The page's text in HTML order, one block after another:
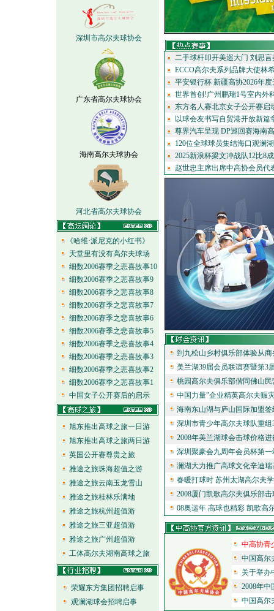
深圳市高尔夫球协会
广东省高尔夫球协会
海南高尔夫球协会
河北省高尔夫球协会
《哈维·派尼克的小红书》
天堂里有没有高尔夫球场
细数2006赛季之悲喜故事10
细数2006赛季之悲喜故事9
细数2006赛季之悲喜故事8
细数2006赛季之悲喜故事7
细数2006赛季之悲喜故事6
细数2006赛季之悲喜故事5
细数2006赛季之悲喜故事4
细数2006赛季之悲喜故事3
细数2006赛季之悲喜故事2
细数2006赛季之悲喜故事1
中国女子公开赛后的启示
旭东推出高球之旅一日游
旭东推出高球之旅两日游
英国公开赛尊贵之旅
雅途之旅珠海超值之游
雅途之旅云南玉龙雪山
雅途之旅桂林乐满地
雅途之旅杭州超值游
雅途之旅三亚超值游
雅途之旅广州超值游
工体高尔夫湖南高球之旅
荣耀东方集团招聘启事
观澜湖球会招聘启事
二手球杆叩开美巡大门 刘思
ECCO高尔夫系列品牌大使林
平安银行杯 新疆高协2026年
世界首创!广州鹏瑞1号室内外
东方名人赛北京女子公开赛启
以球会友书写自贸港开放新篇
尊界汽车呈现 DP巡回赛海南
120位全球球员集结海口观澜
2025新浪杯梁文冲战队12比8
赵世忠主席出席中高协会员代
到九松山乡村俱乐部体验从
美兰湖39届会员联谊赛暨第3
桃园高尔夫俱乐部偕同佛山
中国力量”企业精英高尔夫赈
海南东山湖与庐山国际加盟
深圳市青少年高尔夫球队重
2008年美兰湖球会击球价格
深圳聚豪会九周年会员杯第
澜湖大力推广高球文化辛迪
春暖打球时 苏州太湖高尔夫
2008厦门凯歌高尔夫俱乐部
08奥运年 高球也精彩 凯歌高
中高协青
中国高尔
关于举办
2008年中
中国高尔